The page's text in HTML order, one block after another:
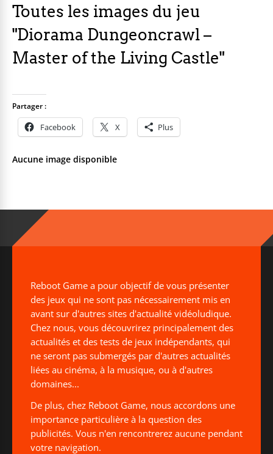
Toutes les images du jeu
"Diorama Dungeoncrawl –
Master of the Living Castle"
Partager :
Facebook X Plus
Aucune image disponible
Reboot Game a pour objectif de vous présenter
des jeux qui ne sont pas nécessairement mis en
avant sur d'autres sites d'actualité vidéoludique.
Chez nous, vous découvrirez principalement des
actualités et des tests de jeux indépendants, qui
ne seront pas submergés par d'autres actualités
liées au cinéma, à la musique, ou à d'autres
domaines...
De plus, chez Reboot Game, nous accordons une
importance particulière à la question des
publicités. Vous n'en rencontrerez aucune pendant
votre navigation.